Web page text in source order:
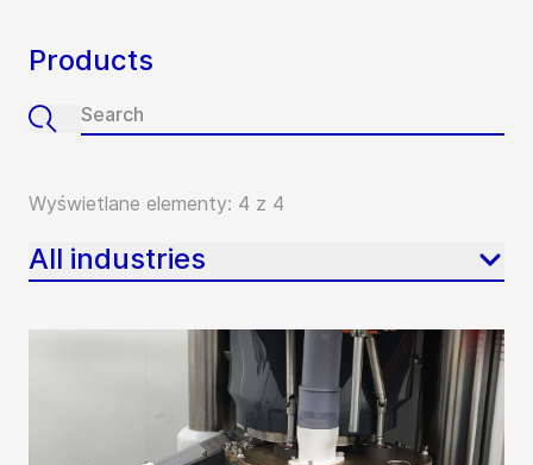
Products
Wyświetlane elementy: 4 z 4
All industries